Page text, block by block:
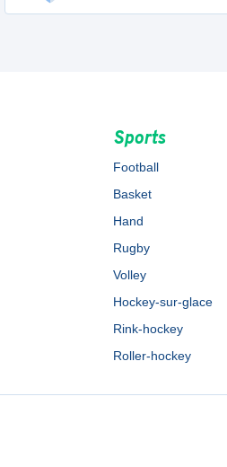
Sports
Football
Basket
Hand
Rugby
Volley
Hockey-sur-glace
Rink-hockey
Roller-hockey